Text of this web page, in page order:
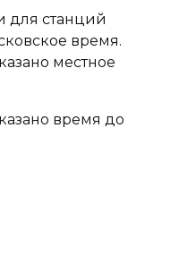
для станций
время.
местное
время до